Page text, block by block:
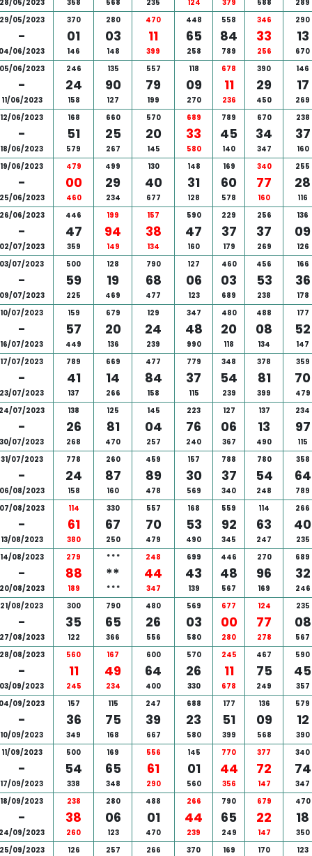
05/2023 358 568 235 124 379 588
289
05/2023
-
06/2023
370
01
146
280
03
148
470
11
399
448
65
258
558
84
789
346
33
256
290
13
670
06/2023
-
11/06/2023
246
24
158
135
90
127
557
79
199
118
09
270
678
11
236
390
29
450
146
17
269
12/06/2023
-
18/06/2023
168
51
579
660
25
267
570
20
145
689
33
580
789
45
140
670
34
347
238
37
160
19/06/2023
-
06/2023
479
00
460
499
29
234
130
40
677
148
31
128
169
60
578
340
77
160
255
28
116
06/2023
-
07/2023
446
47
359
199
94
149
157
38
134
590
47
160
229
37
179
256
37
269
136
09
126
03/07/2023
-
07/2023
500
59
225
128
19
469
790
68
477
127
06
123
460
03
689
456
53
238
166
36
178
10/07/2023
-
16/07/2023
159
57
449
679
20
136
129
24
239
347
48
990
480
20
118
488
08
134
177
52
147
17/07/2023
-
23/07/2023
789
41
137
669
14
266
477
84
158
779
37
115
348
54
239
378
81
399
359
70
479
07/2023
-
30/07/2023
138
26
268
125
81
470
145
04
257
223
76
240
127
06
367
137
13
490
234
97
115
31/07/2023
-
08/2023
778
24
158
260
87
160
459
89
478
157
30
569
788
37
340
780
54
248
358
64
789
08/2023
-
13/08/2023
114
61
380
330
67
250
557
70
479
168
53
490
559
92
345
114
63
247
266
40
235
14/08/2023
-
08/2023
279
88
189
* * *
**
* * *
248
44
347
699
43
139
446
48
567
270
96
169
689
32
246
21/08/2023
-
08/2023
300
35
122
790
65
366
480
26
556
569
03
580
677
00
280
124
77
278
235
08
567
08/2023
-
03/09/2023
560
11
245
167
49
234
600
64
400
570
26
330
245
11
678
467
75
249
590
45
357
09/2023
-
10/09/2023
157
36
349
115
75
168
247
39
667
688
23
580
177
51
399
136
09
568
579
12
390
11/09/2023
-
17/09/2023
500
54
338
169
65
348
556
61
290
145
01
560
770
44
356
377
72
147
340
74
347
18/09/2023
-
09/2023
238
38
260
280
06
123
488
01
470
266
44
239
790
65
249
679
22
147
470
18
350
09/2023
126 257 266 370 169 170 123